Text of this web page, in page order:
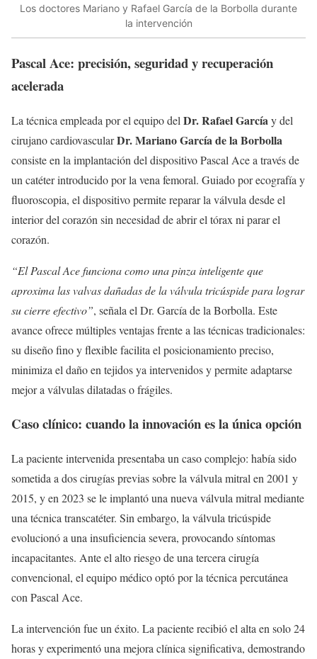
Los doctores Mariano y Rafael García de la Borbolla durante
la intervención
Pascal Ace: precisión, seguridad y recuperación
acelerada
La técnica empleada por el equipo del Dr. Rafael García y del
cirujano cardiovascularDr. Mariano García de la Borbolla
consiste en la implantación del dispositivo Pascal Ace a través de
un catéter introducido por la vena femoral. Guiado por ecografía y
fluoroscopia, el dispositivo permite reparar la válvula desde el
interior del corazón sin necesidad de abrir el tórax ni parar el
corazón.
“El Pascal Ace funciona como una pinza inteligente que
aproxima las valvas dañadas de la válvula tricúspide para lograr
su cierre efectivo”, señala el Dr. García de la Borbolla. Este
avance ofrece múltiples ventajas frente a las técnicas tradicionales:
su diseño fino y flexible facilita el posicionamiento preciso,
minimiza el daño en tejidos ya intervenidos y permite adaptarse
mejor a válvulas dilatadas o frágiles.
Caso clínico: cuando la innovación es la única opción
La paciente intervenida presentaba un caso complejo: había sido
sometida a dos cirugías previas sobre la válvula mitral en 2001 y
2015, y en 2023 se le implantó una nueva válvula mitral mediante
una técnica transcatéter. Sin embargo, la válvula tricúspide
evolucionó a una insuficiencia severa, provocando síntomas
incapacitantes. Ante el alto riesgo de una tercera cirugía
convencional, el equipo médico optó por la técnica percutánea
con Pascal Ace.
La intervención fue un éxito. La paciente recibió el alta en solo 24
horas y experimentó una mejora clínica significativa, demostrando